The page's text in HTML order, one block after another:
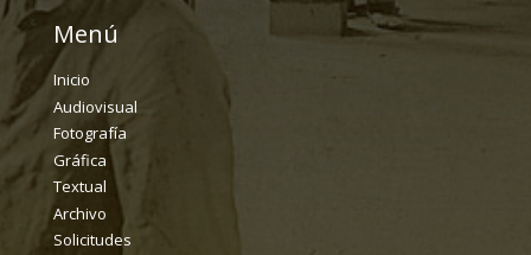
Menú
Inicio
Audiovisual
Fotografía
Gráfica
Textual
Archivo
Solicitudes